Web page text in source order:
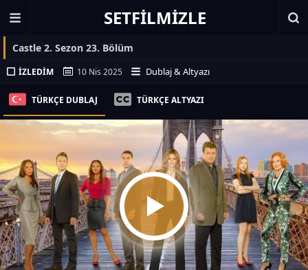
SETFILMIZLE
Castle 2. Sezon 23. Bölüm
İZLEDIM 10 Nis 2025 Dublaj & Altyazı
TÜRKÇE DUBLAJ TÜRKÇE ALTYAZI